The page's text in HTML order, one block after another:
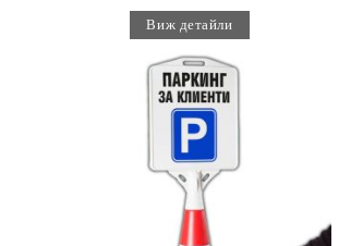
Виж детайли